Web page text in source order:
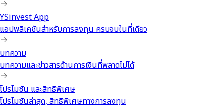
YSinvest App
แอปพลิเคชันสำหรับการลงทุน ครบจบในที่เดียว
บทความ
บทความและข่าวสารด้านการเงินที่พลาดไม่ได้
โปรโมชัน และสิทธิพิเศษ
โปรโมชันล่าสุด, สิทธิพิเศษทางการลงทุน